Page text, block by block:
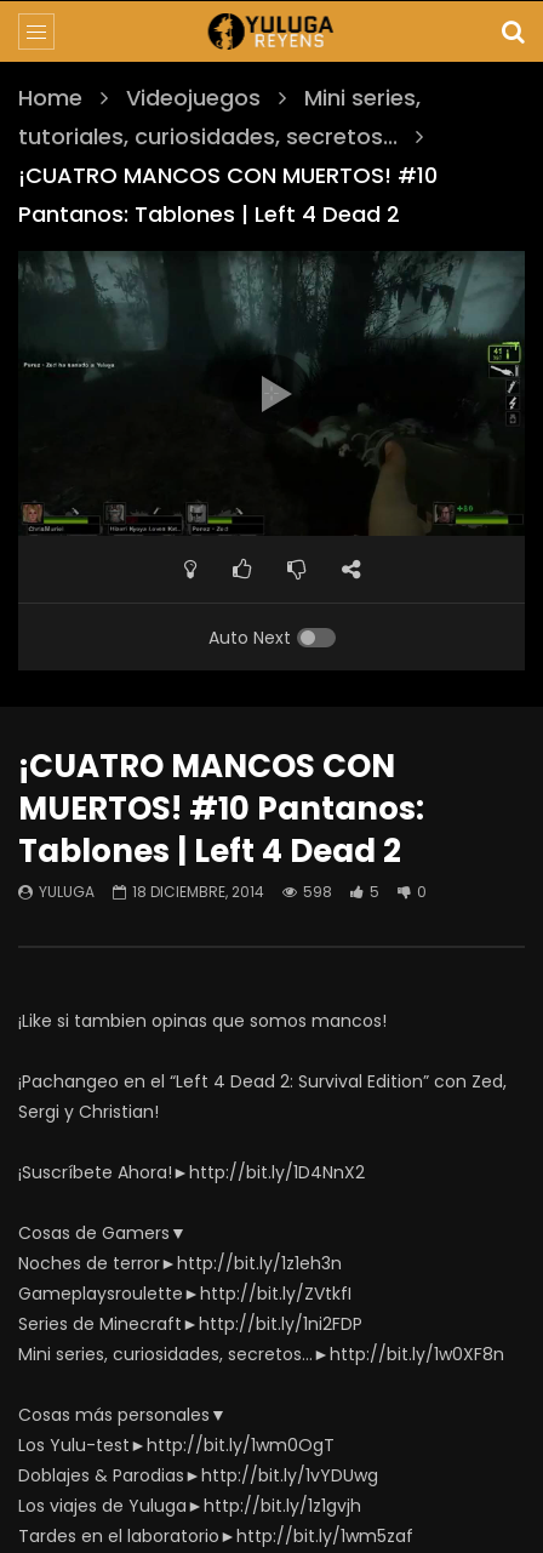
Home Videojuegos
Mini series,
tutoriales, curiosidades, secretos...
¡CUATRO MANCOS CON MUERTOS! #10
Pantanos: Tablones | Left 4 Dead 2
Auto Next
¡CUATRO MANCOS CON
MUERTOS! #10 Pantanos:
Tablones | Left 4 Dead 2
YULUGA 18 DICIEMBRE, 2014 598 5 0
¡Like si tambien opinas que somos mancos!
¡Pachangeo en el “Left 4 Dead 2: Survival Edition” con Zed,
Sergi y Christian!
¡Suscríbete Ahora!►http://bit.ly/1D4NnX2
Cosas de Gamers▼
Noches de terror►http://bit.ly/1z1eh3n
Gameplaysroulette►http://bit.ly/ZVtkfI
Series de Minecraft►http://bit.ly/1ni2FDP
Mini series, curiosidades, secretos…►http://bit.ly/1w0XF8n
Cosas más personales▼
Los Yulu-test►http://bit.ly/1wm0OgT
Doblajes & Parodias►http://bit.ly/1vYDUwg
Los viajes de Yuluga►http://bit.ly/1z1gvjh
Tardes en el laboratorio►http://bit.ly/1wm5zaf